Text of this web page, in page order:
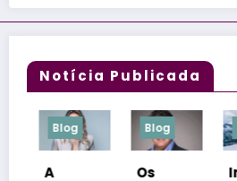
Notícia Publicada
Blog Blog